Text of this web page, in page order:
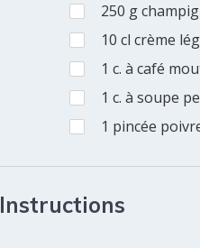
250 g
10 cl crème
1 c. à café
1 c. à soupe
1 pincée
Instructions